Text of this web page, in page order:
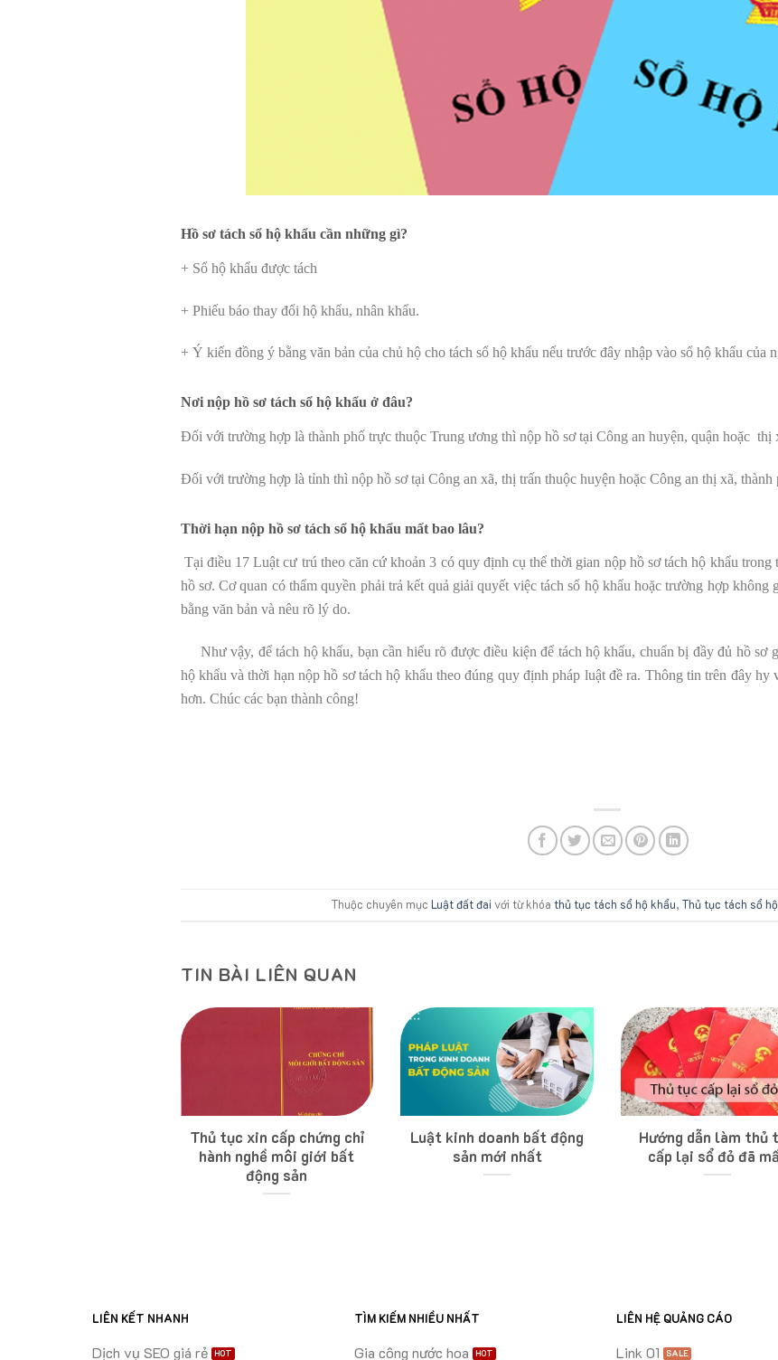
Hồ sơ tách sổ hộ khẩu cần những gì?
+ Sổ hộ khẩu được tách
+ Phiếu báo thay đổi hộ khẩu, nhân khẩu.
+ Ý kiến đồng ý bằng văn bản của chủ hộ cho tách sổ hộ khẩu nếu trước đây nhập vào sổ hộ khẩu của
Nơi nộp hồ sơ tách sổ hộ khẩu ở đâu?
Đối với trường hợp là thành phố trực thuộc Trung ương thì nộp hồ sơ tại Công an huyện, quận hoặc thị
Đối với trường hợp là tỉnh thì nộp hồ sơ tại Công an xã, thị trấn thuộc huyện hoặc Công an thị xã, thành
Thời hạn nộp hồ sơ tách sổ hộ khẩu mất bao lâu?
Tại điều 17 Luật cư trú theo căn cứ khoản 3 có quy định cụ thể thời gian nộp hồ sơ tách hộ khẩu
hồ sơ. Cơ quan có thẩm quyền phải trả kết quả giải quyết việc tách sổ hộ khẩu hoặc trường hợp
bằng văn bản và nêu rõ lý do.
Như vậy, để tách hộ khẩu, bạn cần hiểu rõ được điều kiện để tách hộ khẩu, chuẩn bị đầy đủ hồ sơ
hộ khẩu và thời hạn nộp hồ sơ tách hộ khẩu theo đúng quy định pháp luật đề ra. Thông tin trên đây hy
hơn. Chúc các bạn thành công!
Thuộc chuyên mục Luật đất đai với từ khóa thủ tục tách sổ hộ khẩu, Thủ tục tách sổ
TIN BÀI LIÊN QUAN
Thủ tục xin cấp chứng chỉ
hành nghề môi giới bất
động sản
Luật kinh doanh bất động
sản mới nhất
Hướng dẫn làm thủ
cấp lại sổ đỏ đã
LIÊN KẾT NHANH
Dịch vụ SEO giá rẻ
TÌM KIẾM NHIỀU NHẤT
Gia công nước hoa
LIÊN HỆ QUẢNG CÁO
Link 01